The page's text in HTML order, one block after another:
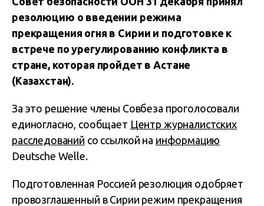
резолюцию о введении режима
прекращения огня в Сирии и подготовке к
встрече по урегулированию конфликта в
стране, которая пройдет в Астане
(Казахстан).
За это решение члены Совбеза проголосовали
единогласно, сообщает Центр журналистских
расследований со ссылкой на информацию
Deutsche Welle.
Подготовленная Россией резолюция одобряет
провозглашенный в Сирии режим прекращения